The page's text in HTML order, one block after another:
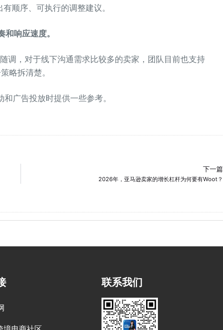
顺序、可执行的调整建议。
和响应速度。
调，对于线下沟通需求比较多的卖家，团队目前也支持
略拆清楚。
广告投放时提供一些参考。
下一篇
2026年，亚马逊卖家的增长杠杆为何要有Woot？
联系我们